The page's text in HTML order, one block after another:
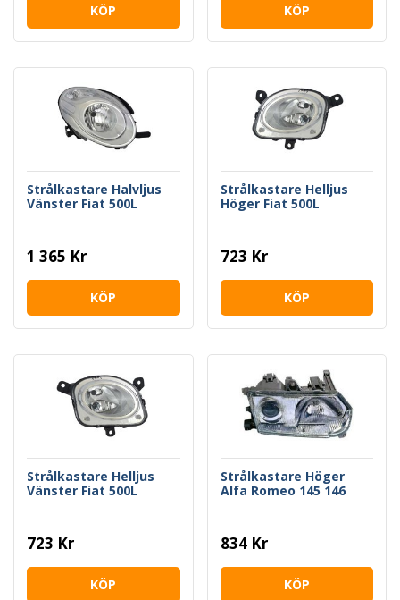
KÖP KÖP
Strålkastare Halvljus
Vänster Fiat 500L
1 365 Kr
KÖP
Strålkastare Helljus
Höger Fiat 500L
723 Kr
KÖP
Strålkastare Helljus
Vänster Fiat 500L
723 Kr
KÖP
Strålkastare Höger
Alfa Romeo 145 146
834 Kr
KÖP